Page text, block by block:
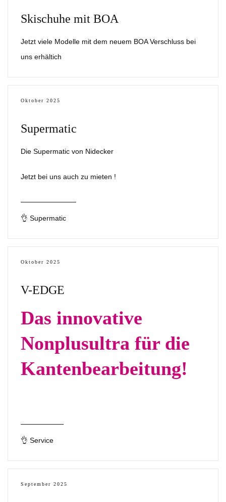
Skischuhe mit BOA
Jetzt viele Modelle mit dem neuem BOA Verschluss bei
uns erhältich
Oktober 2025
Supermatic
Die Supermatic von Nidecker
Jetzt bei uns auch zu mieten !
👌 Supermatic
Oktober 2025
V-EDGE
Das innovative
Nonplusultra für die
Kantenbearbeitung!
👌 Service
September 2025